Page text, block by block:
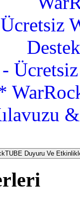
Duyuru Ve